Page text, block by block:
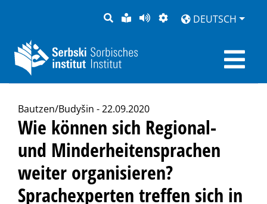
SUCHELEICHTE
SPRACHE
SEITEDARSTELLUNG
DEUTSCH
Bautzen/Budyšin - 22.09.2020
Wie können sich Regional-
und Minderheitensprachen
weiter organisieren?
Sprachexperten treffen sich in